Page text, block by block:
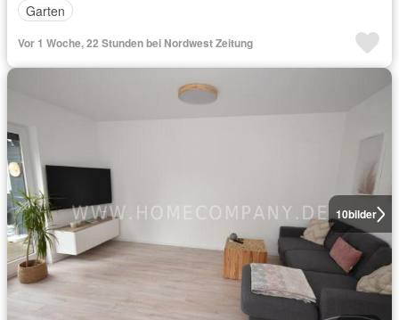
Garten
Vor 1 Woche, 22 Stunden bei Nordwest Zeitung
10bilder